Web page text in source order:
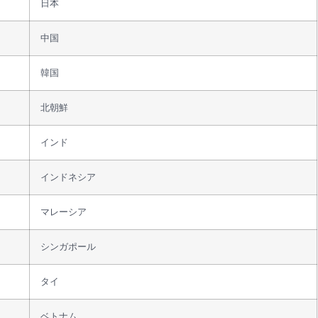
日本
中国
韓国
北朝鮮
インド
インドネシア
マレーシア
シンガポール
タイ